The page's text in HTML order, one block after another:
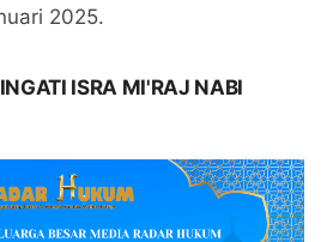
2025.
ISRA MI'RAJ NABI